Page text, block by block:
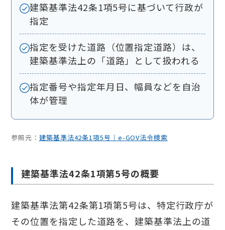
建築基準法42条1項5号に基づいて行政が
指定
指定を受けた道路（位置指定道路）は、
建築基準法上の「道路」として扱われる
指定番号や指定年月日、幅員などを自治
体が管理
参照元：建築基準法42条1項5号｜e-GOV法令検索
建築基準法42条1項第5号の概要
建築基準法第42条第1項第5号は、特定行政庁が
その位置を指定した道路を、建築基準法上の道